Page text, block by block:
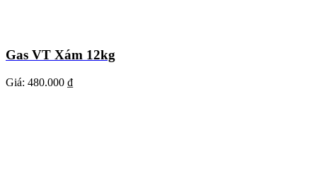
Gas VT Xám 12kg
Giá: 480.000 ₫